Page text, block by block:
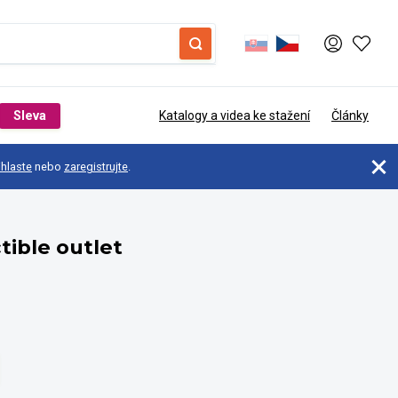
Sleva Katalogy a videa ke stažení Články
nebo zaregistrujte.
outlet